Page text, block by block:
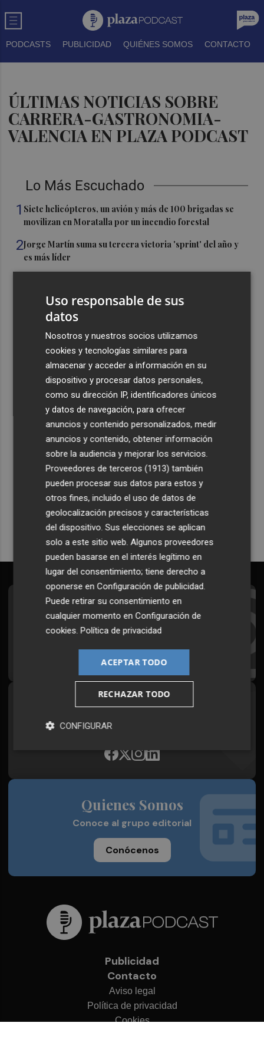
PODCASTS PUBLICIDAD QUIÉNES SOMOS CONTACTO
ÚLTIMAS NOTICIAS SOBRE
CARRERA-GASTRONOMIA-
VALENCIA EN PLAZA PODCAST
Lo Más Escuchado
1 Siete helicópteros, un avión y más de 100 brigadas se
movilizan en Moratalla por un incendio forestal
2Jorge Martín suma su tercera victoria 'sprint' del año y
es más líder
del legado de Jaume I
Una gran cadena humana de cariño y reivindicación se
vuelve a abrazar en las playas por el Mar Menor
Recibe toda la actualidad de
Plaza Podcast en tu correo
Quiero suscribirme
Suscríbete al Boletín
Todos los días a primera hora en tu email
Síguenos en redes
Plaza Podcast, desde cualquier medio
Quienes Somos
Conoce al grupo editorial
Conócenos
Publicidad
Contacto
Aviso legal
Política de privacidad
Cookies
Uso responsable de sus
datos
Nosotros y nuestros socios utilizamos
cookies y tecnologías similares para
almacenar y acceder a información en su
dispositivo y procesar datos personales,
como su dirección IP, identificadores únicos
y datos de navegación, para ofrecer
anuncios y contenido personalizados, medir
anuncios y contenido, obtener información
sobre la audiencia y mejorar los servicios.
Proveedores de terceros (1913) también
pueden procesar sus datos para estos y
otros fines, incluido el uso de datos de
geolocalización precisos y características
del dispositivo. Sus elecciones se aplican
solo a este sitio web. Algunos proveedores
pueden basarse en el interés legítimo en
lugar del consentimiento; tiene derecho a
oponerse enConfiguración de publicidad.
Puede retirar su consentimiento en
cualquier momento enConfiguración de
cookies.Política de privacidad
ACEPTAR TODO
RECHAZAR TODO
CONFIGURAR